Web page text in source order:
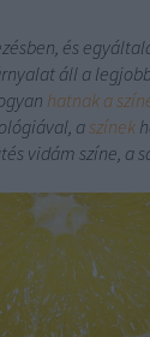
és
áll a
hatnak a
aszínek
vidám színe, a